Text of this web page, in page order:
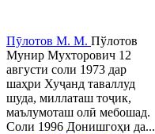
Пӯлотов М. М. Пўлотов
Мунир Мухторович 12
августи соли 1973 дар
шаҳри Хуҷанд таваллуд
шуда, миллаташ тоҷик,
маълумоташ олӣ мебошад.
Соли 1996 Донишгоҳи да...